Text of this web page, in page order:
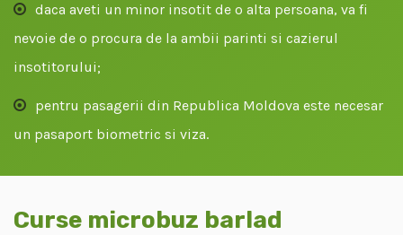
daca aveti un minor insotit de o alta persoana, va fi
nevoie de o procura de la ambii parinti si cazierul
insotitorului;
pentru pasagerii din Republica Moldova este necesar
un pasaport biometric si viza.
Curse microbuz barlad